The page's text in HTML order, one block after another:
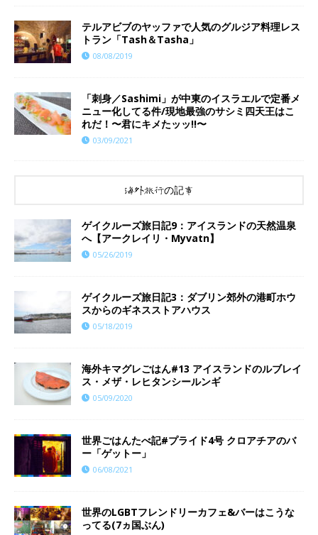
テルアビブのヤッファで人気のグルジア料理レス
トラン「Tash＆Tasha」
08/08/2019
「刺身／Sashimi」が中東のイスラエルで定番メ
ニュー化してる件/現地最強のサシミ四天王はこ
れだ！〜君にキメたッッ!!〜
03/09/2021
海外旅行の記事
ゲイクルーズ旅日記9：アイスランドの天然温泉
へ【アークレイリ・Myvatn】
05/26/2019
ゲイクルーズ旅日記3：ダブリン郊外の港町ホウ
スからのギネスストアハウス
05/18/2019
海外キマグレごはん#13 アイスランドのルブレイ
ス・メザ・レヒタンシールンギ
05/09/2020
世界ごはんたべ記#プライド4号 クロアチアのバ
ー「ゲットー」
06/08/2021
世界のLGBTフレンドリーカフェ&バーはこうな
ってる(7ヵ国ぶん)